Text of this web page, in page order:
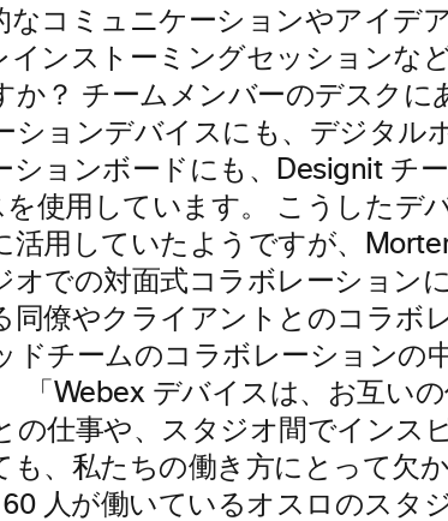
なコミュニケーションやアイデ
インストーミングセッションな
か？ チームメンバーのデスクに
ションデバイスにも、デジタル
ションボードにも、Designit チ
使用しています。 こうしたデ
活用していたようですが、
オでの対面式コラボレーション
同僚やクライアントとのコラボ
ドチームのコラボレーションの
「Webex デバイスは、お互い
の仕事や、スタジオ間でインス
も、私たちの働き方にとって欠
人が働いているオスロのスタ